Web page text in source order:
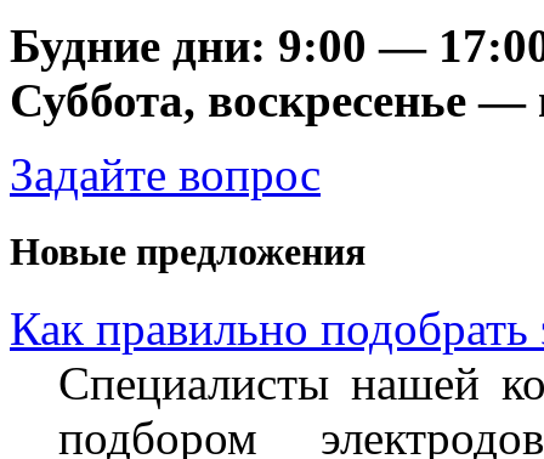
Будние дни: 9:00 —
Суббота, воскресенье
Задайте вопрос
Новые предложения
Как правильно подобрать
Специалисты нашей
подбором